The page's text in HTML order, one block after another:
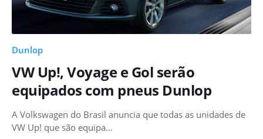
Dunlop
VW Up!, Voyage e Gol serão
equipados com pneus Dunlop
A Volkswagen do Brasil anuncia que todas as unidades de
VW Up! que são equipa…